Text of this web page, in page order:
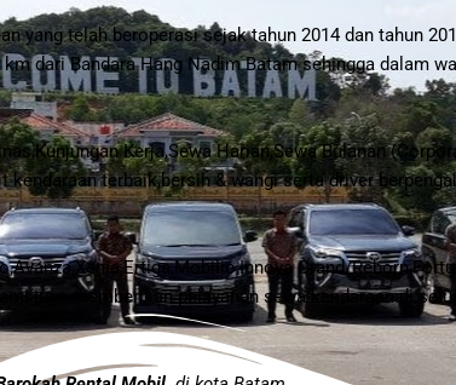
yang telah beroperasi sejak tahun 2014 dan tahun
dari Bandara Hang Nadim Batam sehingga dalam
Kerja,Sewa Harian,Sewa Bulanan
terbaik,bersih & wangi serta driver
Grand/
juga memberikan pelayanan sewa kendaraan di